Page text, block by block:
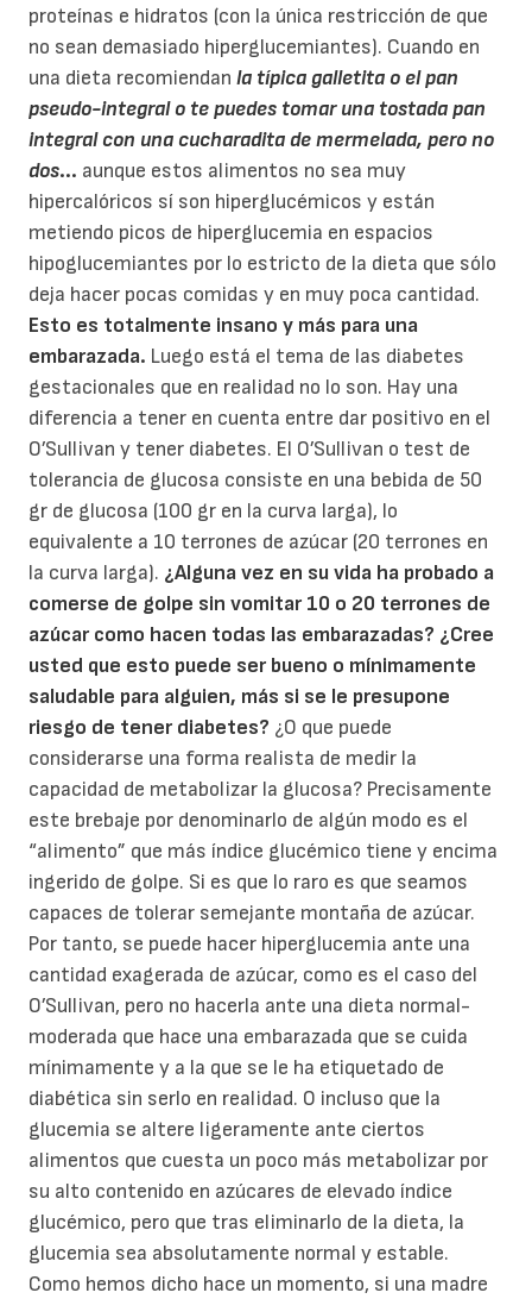
proteínas e hidratos (con la única restricción de que
no sean demasiado hiperglucemiantes). Cuando en
una dieta recomiendan la típica galletita o el pan
pseudo-integral o te puedes tomar una tostada pan
integral con una cucharadita de mermelada, pero no
dos... aunque estos alimentos no sea muy
hipercalóricos sí son hiperglucémicos y están
metiendo picos de hiperglucemia en espacios
hipoglucemiantes por lo estricto de la dieta que sólo
deja hacer pocas comidas y en muy poca cantidad.
Esto es totalmente insano y más para una
embarazada. Luego está el tema de las diabetes
gestacionales que en realidad no lo son. Hay una
diferencia a tener en cuenta entre dar positivo en el
O’Sullivan y tener diabetes. El O’Sullivan o test de
tolerancia de glucosa consiste en una bebida de 50
gr de glucosa (100 gr en la curva larga), lo
equivalente a 10 terrones de azúcar (20 terrones en
la curva larga). ¿Alguna vez en su vida ha probado a
comerse de golpe sin vomitar 10 o 20 terrones de
azúcar como hacen todas las embarazadas? ¿Cree
usted que esto puede ser bueno o mínimamente
saludable para alguien, más si se le presupone
riesgo de tener diabetes? ¿O que puede
considerarse una forma realista de medir la
capacidad de metabolizar la glucosa? Precisamente
este brebaje por denominarlo de algún modo es el
“alimento” que más índice glucémico tiene y encima
ingerido de golpe. Si es que lo raro es que seamos
capaces de tolerar semejante montaña de azúcar.
Por tanto, se puede hacer hiperglucemia ante una
cantidad exagerada de azúcar, como es el caso del
O’Sullivan, pero no hacerla ante una dieta normal-
moderada que hace una embarazada que se cuida
mínimamente y a la que se le ha etiquetado de
diabética sin serlo en realidad. O incluso que la
glucemia se altere ligeramente ante ciertos
alimentos que cuesta un poco más metabolizar por
su alto contenido en azúcares de elevado índice
glucémico, pero que tras eliminarlo de la dieta, la
glucemia sea absolutamente normal y estable.
Como hemos dicho hace un momento, si una madre